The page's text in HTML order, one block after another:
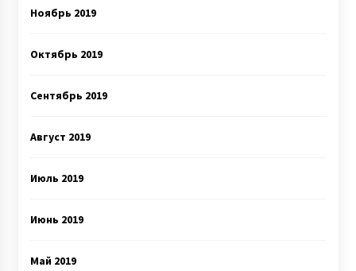
Ноябрь 2019
Октябрь 2019
Сентябрь 2019
Август 2019
Июль 2019
Июнь 2019
Май 2019